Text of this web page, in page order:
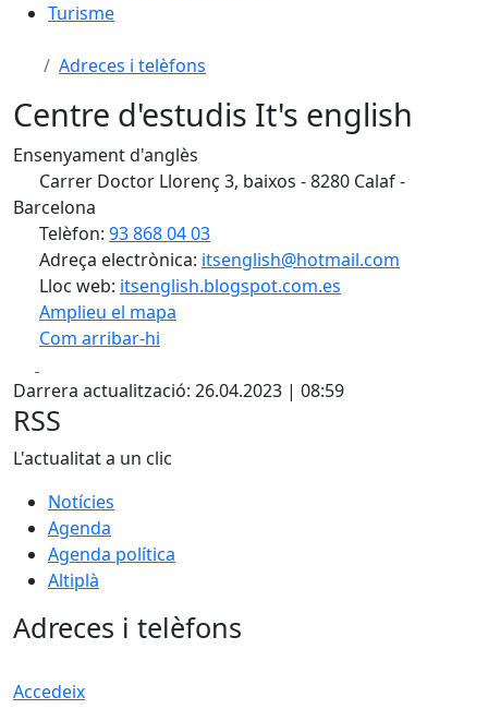
Turisme
Adreces i telèfons
Centre d'estudis It's english
Ensenyament d'anglès
Carrer Doctor Llorenç 3, baixos - 8280 Calaf -
Barcelona
Telèfon: 93 868 04 03
Adreça electrònica: itsenglish@hotmail.com
Lloc web: itsenglish.blogspot.com.es
Amplieu el mapa
Com arribar-hi
+
−
Darrera actualització: 26.04.2023 | 08:59
RSS
L'actualitat a un clic
Notícies
Agenda
Agenda política
Altiplà
Adreces i telèfons
Accedeix